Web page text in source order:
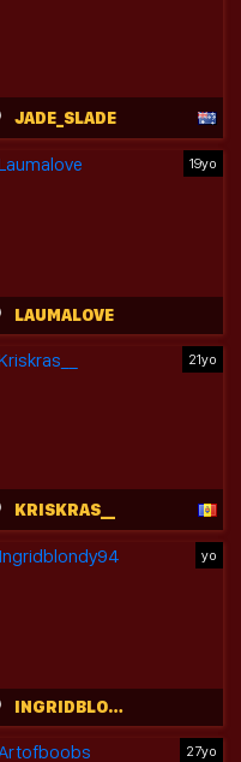
JADE_SLADE
19yo
LAUMALOVE
21yo
KRISKRAS__
yo
INGRIDBLONDY94
27yo